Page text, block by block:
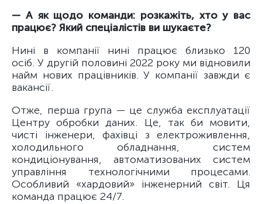
— А як щодо команди: розкажіть, хто у вас
працює? Який спеціалістів ви шукаєте?
Нині в компанії нині працює близько 120
осіб. У другій половині 2022 року ми відновили
найм нових працівників. У компанії завжди є
вакансії.
Отже, перша група — це служба експлуатації
Центру обробки даних. Це, так би мовити,
чисті інженери, фахівці з електроживлення,
холодильного обладнання, систем
кондиціонування, автоматизованих систем
управління технологічними процесами.
Особливий «хардовий» інженерний світ. Ця
команда працює 24/7.